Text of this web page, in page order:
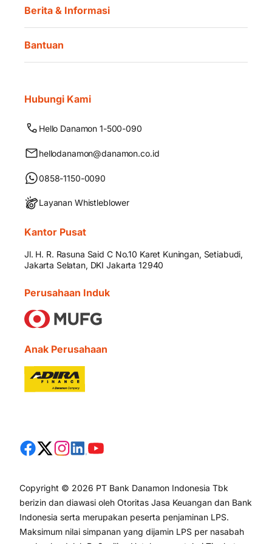
Berita & Informasi
Bantuan
Hubungi Kami
Hello Danamon 1-500-090
hellodanamon@danamon.co.id
0858-1150-0090
Layanan Whistleblower
Kantor Pusat
Jl. H. R. Rasuna Said C No.10 Karet Kuningan, Setiabudi,
Jakarta Selatan, DKI Jakarta 12940
Perusahaan Induk
Anak Perusahaan
Copyright © 2026 PT Bank Danamon Indonesia Tbk
berizin dan diawasi oleh Otoritas Jasa Keuangan dan Bank
Indonesia serta merupakan peserta penjaminan LPS.
Maksimum nilai simpanan yang dijamin LPS per nasabah